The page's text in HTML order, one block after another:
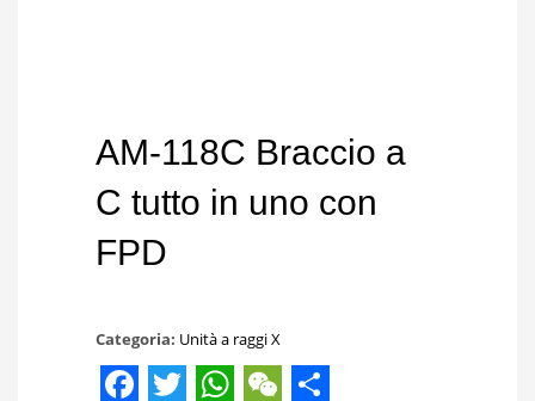
AM-118C Braccio a
C tutto in uno con
FPD
Categoria: Unità a raggi X